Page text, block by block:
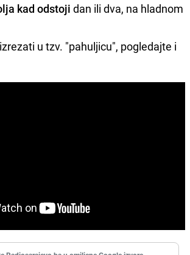
kad odstoji dan ili dva, na hladnom
u tzv. "pahuljicu", pogledajte i